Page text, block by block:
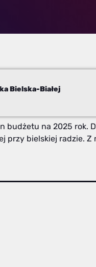
Bielska-Białej
budżetu na 2025 rok.
przy bielskiej radzie.